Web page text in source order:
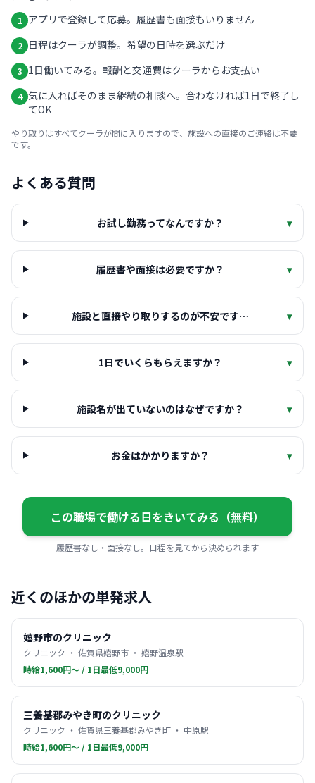
1 アプリで登録して応募。履歴書も面接もいりません
2 日程はクーラが調整。希望の日時を選ぶだけ
3 1日働いてみる。報酬と交通費はクーラからお支払い
4 気に入ればそのまま継続の相談へ。合わなければ1日で終了し
てOK
やり取りはすべてクーラが間に入りますので、施設への直接のご連絡は不要
です。
よくある質問
お試し勤務ってなんですか？ ▾
履歴書や面接は必要ですか？ ▾
施設と直接やり取りするのが不安です… ▾
1日でいくらもらえますか？ ▾
施設名が出ていないのはなぜですか？ ▾
お金はかかりますか？ ▾
この職場で働ける日をきいてみる（無料）
履歴書なし・面接なし。日程を見てから決められます
近くのほかの単発求人
嬉野市のクリニック
クリニック ・ 佐賀県嬉野市 ・ 嬉野温泉駅
時給1,600円〜 / 1日最低9,000円
三養基郡みやき町のクリニック
クリニック ・ 佐賀県三養基郡みやき町 ・ 中原駅
時給1,600円〜 / 1日最低9,000円